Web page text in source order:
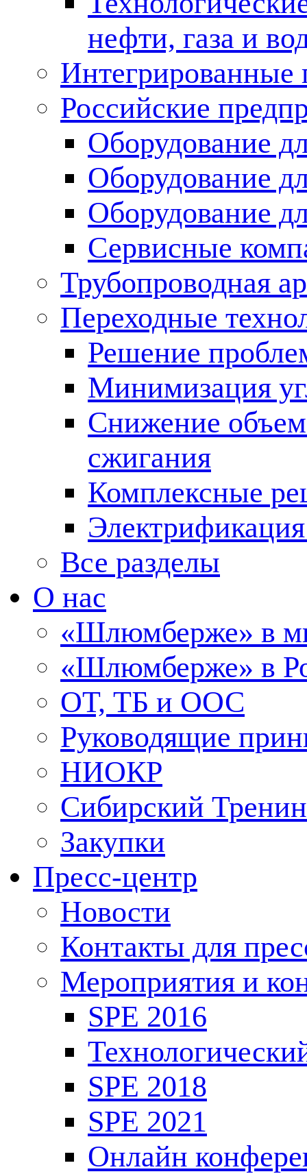
нефти, газа и
Российские
Оборудование
Оборудование
Оборудование
Сервисные
Трубопроводная
Переходные
Решение
Минимизация
Снижение
сжигания
Комплексные
Все разделы
О нас
«Шлюмберже» в
«Шлюмберже» в
ОТ, ТБ и ООС
Руководящие
НИОКР
Сибирский
Закупки
Пресс-центр
Новости
Контакты для
Мероприятия и
SPE 2016
SPE 2018
SPE 2021
Онлайн